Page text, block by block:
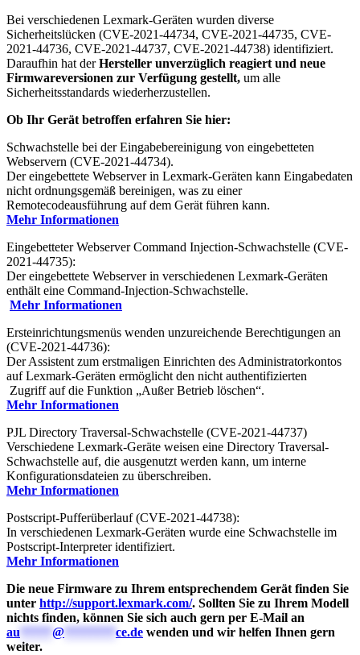
Bei verschiedenen Lexmark-Geräten wurden diverse
Sicherheitslücken (CVE-2021-44734, CVE-2021-44735, CVE-
2021-44736, CVE-2021-44737, CVE-2021-44738) identifiziert.
Daraufhin hat derHersteller unverzüglich reagiert und neue
Firmwareversionen zur Verfügung gestellt, um alle
Sicherheitsstandards wiederherzustellen.
Ob Ihr Gerät betroffen erfahren Sie hier:
Schwachstelle bei der Eingabebereinigung von eingebetteten
Webservern (CVE-2021-44734).
Der eingebettete Webserver in Lexmark-Geräten kann Eingabedaten
nicht ordnungsgemäß bereinigen, was zu einer
Remotecodeausführung auf dem Gerät führen kann.
Mehr Informationen
Eingebetteter Webserver Command Injection-Schwachstelle (CVE-
2021-44735):
Der eingebettete Webserver in verschiedenen Lexmark-Geräten
enthält eine Command-Injection-Schwachstelle.
Mehr Informationen
Ersteinrichtungsmenüs wenden unzureichende Berechtigungen an
(CVE-2021-44736):
Der Assistent zum erstmaligen Einrichten des Administratorkontos
auf Lexmark-Geräten ermöglicht den nicht authentifizierten
Zugriff auf die Funktion „Außer Betrieb löschen“.
Mehr Informationen
PJL Directory Traversal-Schwachstelle (CVE-2021-44737)
Verschiedene Lexmark-Geräte weisen eine Directory Traversal-
Schwachstelle auf, die ausgenutzt werden kann, um interne
Konfigurationsdateien zu überschreiben.
Mehr Informationen
Postscript-Pufferüberlauf (CVE-2021-44738):
In verschiedenen Lexmark-Geräten wurde eine Schwachstelle im
Postscript-Interpreter identifiziert.
Mehr Informationen
Die neue Firmware zu Ihrem entsprechendem Gerät finden Sie
unter http://support.lexmark.com/. Sollten Sie zu Ihrem Modell
nichts finden, können Sie sich auch gern per E-Mail an
au
@ ce.de wenden und wir helfen Ihnen gern
weiter.